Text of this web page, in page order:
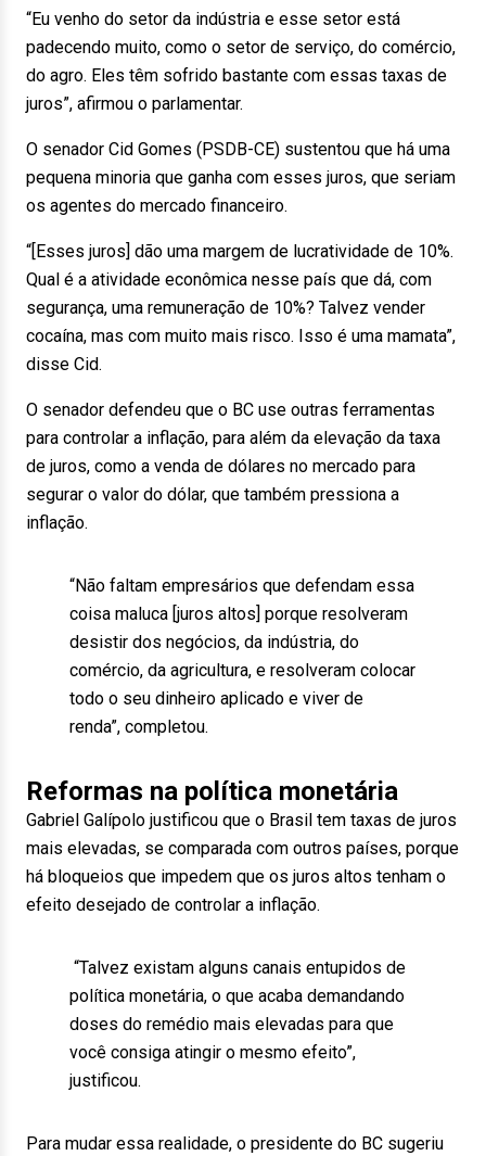
“Eu venho do setor da indústria e esse setor está
padecendo muito, como o setor de serviço, do comércio,
do agro. Eles têm sofrido bastante com essas taxas de
juros”, afirmou o parlamentar.
O senador Cid Gomes (PSDB-CE) sustentou que há uma
pequena minoria que ganha com esses juros, que seriam
os agentes do mercado financeiro.
“[Esses juros] dão uma margem de lucratividade de 10%.
Qual é a atividade econômica nesse país que dá, com
segurança, uma remuneração de 10%? Talvez vender
cocaína, mas com muito mais risco. Isso é uma mamata”,
disse Cid.
O senador defendeu que o BC use outras ferramentas
para controlar a inflação, para além da elevação da taxa
de juros, como a venda de dólares no mercado para
segurar o valor do dólar, que também pressiona a
inflação.
“Não faltam empresários que defendam essa
coisa maluca [juros altos] porque resolveram
desistir dos negócios, da indústria, do
comércio, da agricultura, e resolveram colocar
todo o seu dinheiro aplicado e viver de
renda”, completou.
Reformas na política monetária
Gabriel Galípolo justificou que o Brasil tem taxas de juros
mais elevadas, se comparada com outros países, porque
há bloqueios que impedem que os juros altos tenham o
efeito desejado de controlar a inflação.
“Talvez existam alguns canais entupidos de
política monetária, o que acaba demandando
doses do remédio mais elevadas para que
você consiga atingir o mesmo efeito”,
justificou.
Para mudar essa realidade, o presidente do BC sugeriu